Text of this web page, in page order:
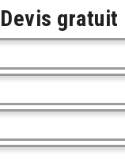
Devis gratuit